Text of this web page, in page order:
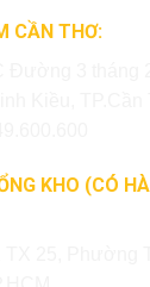
CẦN THƠ:
KHO (CÓ